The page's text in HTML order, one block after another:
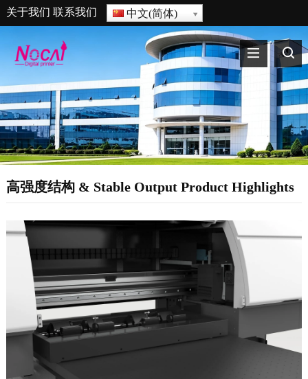
关于我们 联系我们 中文(简体)
高强度结构 & Stable Output Product Highlights